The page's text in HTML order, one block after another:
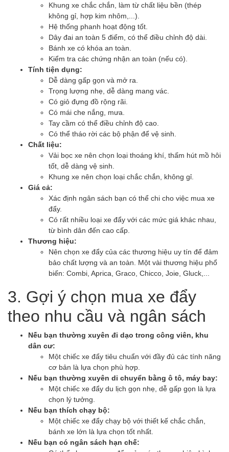
Khung xe chắc chắn, làm từ chất liệu bền (thép
không gỉ, hợp kim nhôm,...).
Hệ thống phanh hoạt động tốt.
Dây đai an toàn 5 điểm, có thể điều chỉnh độ dài.
Bánh xe có khóa an toàn.
Kiểm tra các chứng nhận an toàn (nếu có).
Tính tiện dụng:
Dễ dàng gấp gọn và mở ra.
Trọng lượng nhẹ, dễ dàng mang vác.
Có giỏ đựng đồ rộng rãi.
Có mái che nắng, mưa.
Tay cầm có thể điều chỉnh độ cao.
Có thể tháo rời các bộ phận để vệ sinh.
Chất liệu:
Vải bọc xe nên chọn loại thoáng khí, thấm hút mồ hôi
tốt, dễ dàng vệ sinh.
Khung xe nên chọn loại chắc chắn, không gỉ.
Giá cả:
Xác định ngân sách bạn có thể chi cho việc mua xe
đẩy.
Có rất nhiều loại xe đẩy với các mức giá khác nhau,
từ bình dân đến cao cấp.
Thương hiệu:
Nên chọn xe đẩy của các thương hiệu uy tín để đảm
bảo chất lượng và an toàn. Một vài thương hiệu phổ
biến: Combi, Aprica, Graco, Chicco, Joie, Gluck,...
3. Gợi ý chọn mua xe đẩy
theo nhu cầu và ngân sách
Nếu bạn thường xuyên đi dạo trong công viên, khu
dân cư:
Một chiếc xe đẩy tiêu chuẩn với đầy đủ các tính năng
cơ bản là lựa chọn phù hợp.
Nếu bạn thường xuyên di chuyển bằng ô tô, máy bay:
Một chiếc xe đẩy du lịch gọn nhẹ, dễ gấp gọn là lựa
chọn lý tưởng.
Nếu bạn thích chạy bộ:
Một chiếc xe đẩy chạy bộ với thiết kế chắc chắn,
bánh xe lớn là lựa chọn tốt nhất.
Nếu bạn có ngân sách hạn chế: